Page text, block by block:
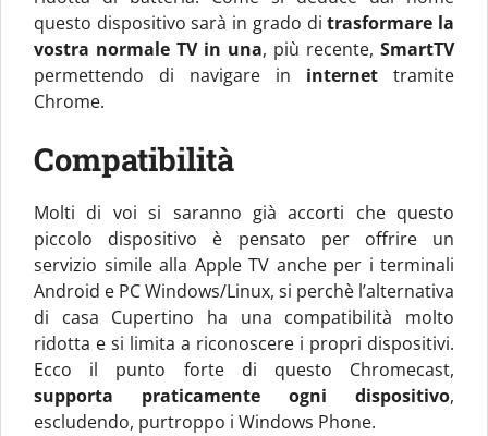
questo dispositivo sarà in grado ditrasformare la
vostra normale TV in una, più recente, SmartTV
permettendo di navigare in internet tramite
Chrome.
Compatibilità
Molti di voi si saranno già accorti che questo
piccolo dispositivo è pensato per offrire un
servizio simile alla Apple TV anche per i terminali
Android e PC Windows/Linux, si perchè l’alternativa
di casa Cupertino ha una compatibilità molto
ridotta e si limita a riconoscere i propri dispositivi.
Ecco il punto forte di questo Chromecast,
supporta praticamente ogni dispositivo,
escludendo, purtroppo i Windows Phone.